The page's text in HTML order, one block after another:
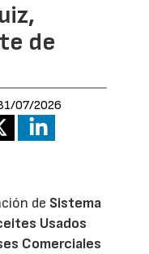
de
07/2026
de Sistema
Usados
Comerciales